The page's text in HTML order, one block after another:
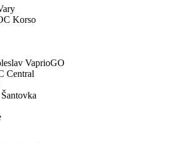
Korso
VaprioGO
Central